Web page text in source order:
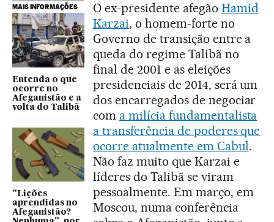
MAIS INFORMAÇÕES
Entenda o que
ocorre no
Afeganistão e a
volta do Talibã
"Lições
aprendidas no
Afeganistão?
O ex-presidente afegão Hamid
Karzai, o homem-forte no
Governo de transição entre a
queda do regime Talibã no
final de 2001 e as eleições
presidenciais de 2014, será um
dos encarregados de negociar
com a milícia fundamentalista
a transferência de poderes que
ocorre atualmente em Cabul.
Não faz muito que Karzai e
líderes do Talibã se viram
pessoalmente. Em março, em
Moscou, numa conferência